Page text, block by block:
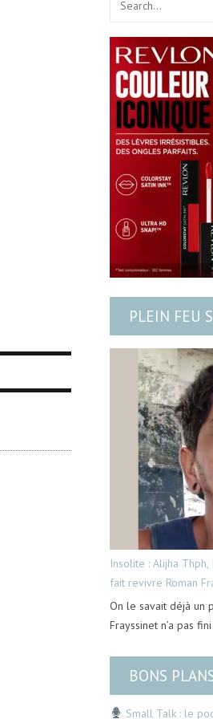
PLEIN FEU
Insolite : Alijha
fait revivre Roman
On le savait déjà un
Frayssinet n’a pas
BONS
Small Talk : le